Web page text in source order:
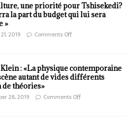
une priorité pour Tshisekedi?
la part du budget qui lui sera
»
2019 Comments Off
: «La physique contemporaine
autant de vides différents
de théories»
28, 2019 Comments Off